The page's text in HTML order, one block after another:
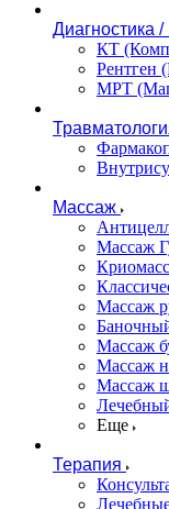
Диагностика
КТ
Рентген
МРТ
Массаж
Массаж
Массаж
Массаж
Массаж
Массаж
Еще
Терапия